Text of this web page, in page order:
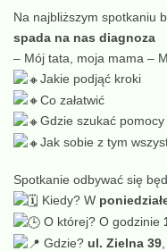
Na najbliższym spotkaniu
spada na nas diagnoza
– Mój tata, moja mama –
Jakie podjąć kroki
Co załatwić
Gdzie szukać pomocy
Jak sobie z tym
Spotkanie odbywać się
Kiedy? W
O której? O godzinie
Gdzie? ul. Zielna 39